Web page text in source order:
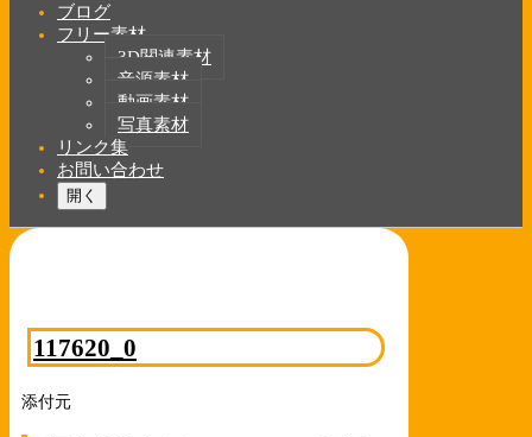
ン
ブログ
フリー素材
3D関連素材
音源素材
動画素材
写真素材
リンク集
お問い合わせ
開く
117620_0
添付元